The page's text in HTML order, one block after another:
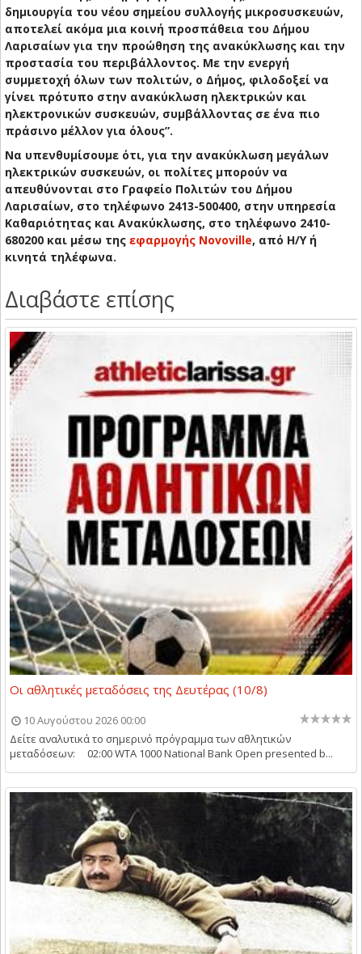
δημιουργία του νέου σημείου συλλογής μικροσυσκευών,
αποτελεί ακόμα μια κοινή προσπάθεια του Δήμου
Λαρισαίων για την προώθηση της ανακύκλωσης και την
προστασία του περιβάλλοντος. Με την ενεργή
συμμετοχή όλων των πολιτών, ο Δήμος, φιλοδοξεί να
γίνει πρότυπο στην ανακύκλωση ηλεκτρικών και
ηλεκτρονικών συσκευών, συμβάλλοντας σε ένα πιο
πράσινο μέλλον για όλους”.
Να υπενθυμίσουμε ότι, για την ανακύκλωση μεγάλων
ηλεκτρικών συσκευών, οι πολίτες μπορούν να
απευθύνονται στο Γραφείο Πολιτών του Δήμου
Λαρισαίων, στο τηλέφωνο 2413-500400, στην υπηρεσία
Καθαριότητας και Ανακύκλωσης, στο τηλέφωνο 2410-
680200 και μέσω της εφαρμογής Novoville, από Η/Υ ή
κινητά τηλέφωνα.
Διαβάστε επίσης
Οι αθλητικές μεταδόσεις της Δευτέρας (10/8)
10 Αυγούστου 2026 00:00
Δείτε αναλυτικά το σημερινό πρόγραμμα των αθλητικών
μεταδόσεων: 02:00 WTA 1000 National Bank Open presented b...